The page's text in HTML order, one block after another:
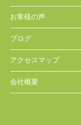
お客様の声
ブログ
アクセスマップ
会社概要